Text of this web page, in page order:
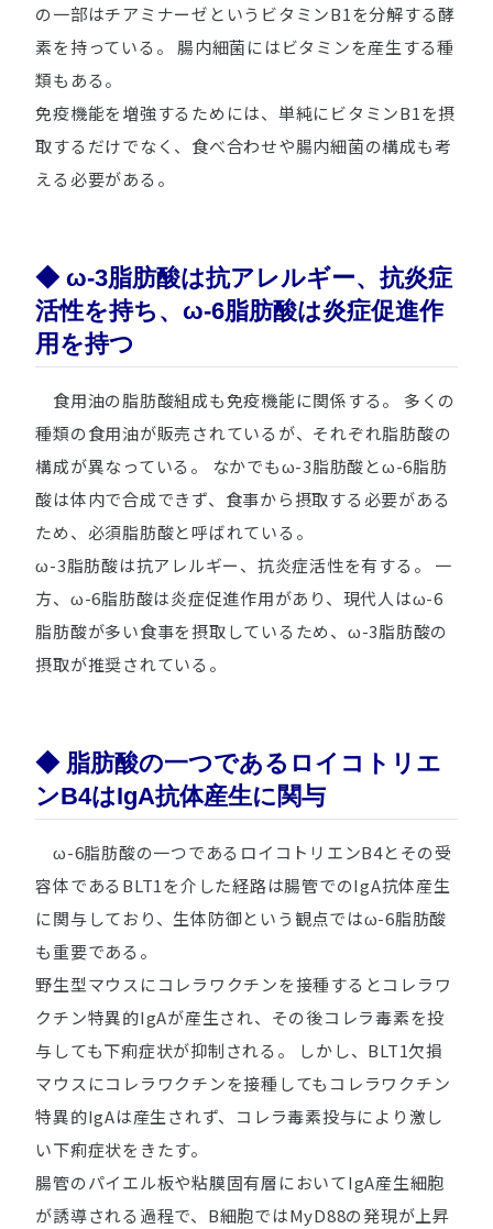
の一部はチアミナーゼというビタミンB1を分解する酵
素を持っている。 腸内細菌にはビタミンを産生する種
類もある。
免疫機能を増強するためには、単純にビタミンB1を摂
取するだけでなく、食べ合わせや腸内細菌の構成も考
える必要がある。
◆ ω-3脂肪酸は抗アレルギー、抗炎症
活性を持ち、ω-6脂肪酸は炎症促進作
用を持つ
食用油の脂肪酸組成も免疫機能に関係する。 多くの
種類の食用油が販売されているが、それぞれ脂肪酸の
構成が異なっている。 なかでもω-3脂肪酸とω-6脂肪
酸は体内で合成できず、食事から摂取する必要がある
ため、必須脂肪酸と呼ばれている。
ω-3脂肪酸は抗アレルギー、抗炎症活性を有する。 一
方、ω-6脂肪酸は炎症促進作用があり、現代人はω-6
脂肪酸が多い食事を摂取しているため、ω-3脂肪酸の
摂取が推奨されている。
◆ 脂肪酸の一つであるロイコトリエ
ンB4はIgA抗体産生に関与
ω-6脂肪酸の一つであるロイコトリエンB4とその受
容体であるBLT1を介した経路は腸管でのIgA抗体産生
に関与しており、生体防御という観点ではω-6脂肪酸
も重要である。
野生型マウスにコレラワクチンを接種するとコレラワ
クチン特異的IgAが産生され、その後コレラ毒素を投
与しても下痢症状が抑制される。 しかし、BLT1欠損
マウスにコレラワクチンを接種してもコレラワクチン
特異的IgAは産生されず、コレラ毒素投与により激し
い下痢症状をきたす。
腸管のパイエル板や粘膜固有層においてIgA産生細胞
が誘導される過程で、B細胞ではMyD88の発現が上昇